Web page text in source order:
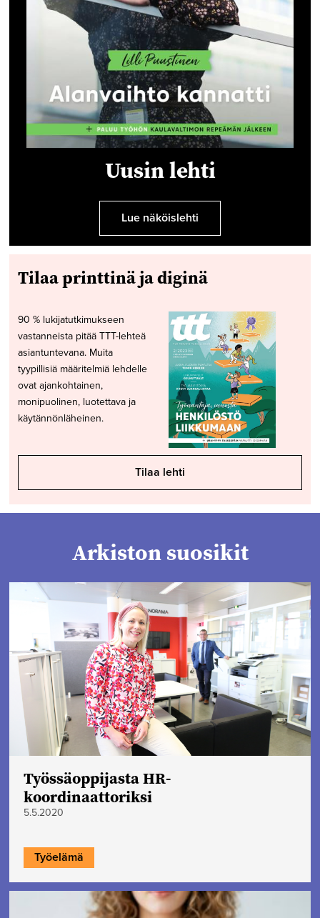
Uusin lehti
Lue näköislehti
Tilaa printtinä ja diginä
90 % lukijatutkimukseen
vastanneista pitää TTT-lehteä
asiantuntevana. Muita
tyypillisiä määritelmiä lehdelle
ovat ajankohtainen,
monipuolinen, luotettava ja
käytännönläheinen.
Tilaa lehti
Arkiston suosikit
Työssäoppijasta HR-
koordinaattoriksi
5.5.2020
Työelämä